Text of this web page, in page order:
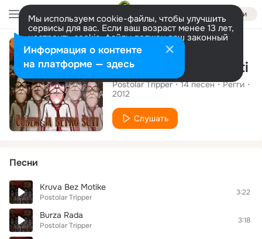
Войти
Мы используем cookie-файлы, чтобы улучшить
сервисы для вас. Если ваш возраст менее 13 лет,
настроить cookie-файлы должен ваш законный
представитель. Больше информации
Разрешить все Настроить
Альбом
Čujem Ja Netko Šuti
Postolar Tripper 14песен
Регги
2012
Слушать
Песни
Kruva Bez Motike
Postolar Tripper
3:22
Burza Rada
Postolar Tripper
3:18
Информация о контенте
на платформе — здесь